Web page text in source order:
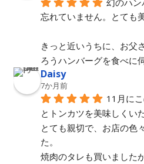
忘れていません。とても
きっと近いうちに、お父
ろうハンバーグを食べに
Daisy
7か月前
11月に
とトンカツを美味しくい
とても親切で、お店の色
た。
焼肉のタレも買いました